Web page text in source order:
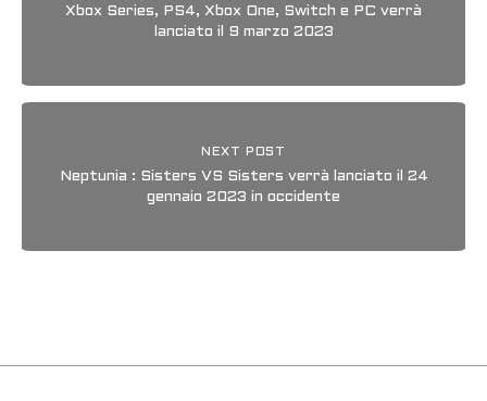
Xbox Series, PS4, Xbox One, Switch e PC verrà
lanciato il 9 marzo 2023
NEXT POST
Neptunia : Sisters VS Sisters verrà lanciato il 24
gennaio 2023 in occidente